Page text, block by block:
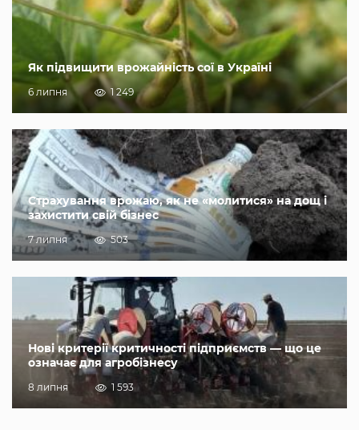
Як підвищити врожайність сої в Україні
6 липня 1 249
Страхування врожаю, як не «молитися» на дощ і
захистити свій бізнес
7 липня 503
Нові критерії критичності підприємств — що це
означає для агробізнесу
8 липня 1 593